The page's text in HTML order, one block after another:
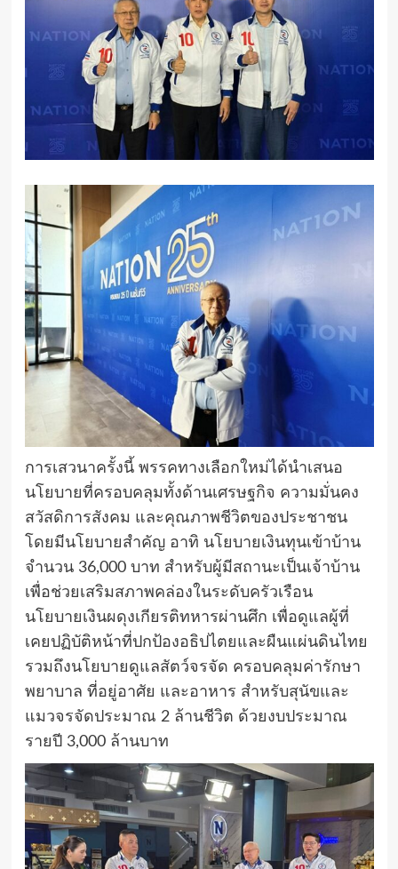
การเสวนาครั้งนี้ พรรคทางเลือกใหม่ได้นำเสนอ
นโยบายที่ครอบคลุมทั้งด้านเศรษฐกิจ ความมั่นคง
สวัสดิการสังคม และคุณภาพชีวิตของประชาชน
โดยมีนโยบายสำคัญ อาทิ นโยบายเงินทุนเข้าบ้าน
จำนวน 36,000 บาท สำหรับผู้มีสถานะเป็นเจ้าบ้าน
เพื่อช่วยเสริมสภาพคล่องในระดับครัวเรือน
นโยบายเงินผดุงเกียรติทหารผ่านศึก เพื่อดูแลผู้ที่
เคยปฏิบัติหน้าที่ปกป้องอธิปไตยและผืนแผ่นดินไทย
รวมถึงนโยบายดูแลสัตว์จรจัด ครอบคลุมค่ารักษา
พยาบาล ที่อยู่อาศัย และอาหาร สำหรับสุนัขและ
แมวจรจัดประมาณ 2 ล้านชีวิต ด้วยงบประมาณ
รายปี 3,000 ล้านบาท